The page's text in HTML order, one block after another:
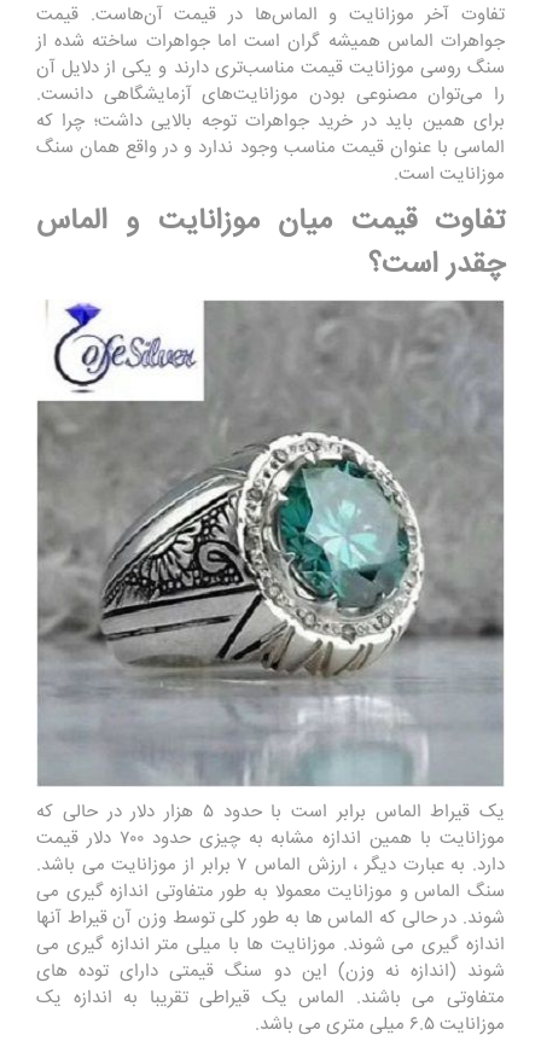
تفاوت آخر موزانایت و الماس‌ها در قیمت آن‌هاست. قیمت
جواهرات الماس همیشه گران است اما جواهرات ساخته شده از
سنگ روسی موزانایت قیمت مناسب‌تری دارند و یکی از دلایل آن
را می‌توان مصنوعی بودن موزانایت‌های آزمایشگاهی دانست.
برای همین باید در خرید جواهرات توجه بالایی داشت؛ چرا که
الماسی با عنوان قیمت مناسب وجود ندارد و در واقع همان سنگ
موزانایت است.
تفاوت قیمت میان موزانایت و الماس
چقدر است؟
یک قیراط الماس برابر است با حدود ۵ هزار دلار در حالی که
موزانایت با همین اندازه مشابه به چیزی حدود ۷۰۰ دلار قیمت
دارد. به عبارت دیگر ، ارزش الماس ۷ برابر از موزانایت می باشد‌.
سنگ الماس و موزانایت معمولا به طور متفاوتی اندازه گیری می
شوند. در حالی که الماس ها به طور کلی توسط وزن آن قیراط آنها
اندازه گیری می شوند. موزانایت ها با میلی متر اندازه گیری می
شوند (اندازه نه وزن) این دو سنگ قیمتی دارای توده های
متفاوتی می باشند. الماس یک قیراطی تقریبا به اندازه یک
موزانایت ۶.۵ میلی متری می باشد.